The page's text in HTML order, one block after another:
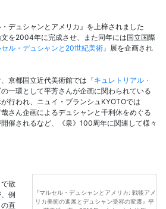
デュシャンとアメリカ』を上梓されました
を2004年に完成させ、また同年には国立国際
セル・デュシャンと20世紀美術』 展を企画され
京都国立近代美術館では 『キュレトリアル・
一環として平芳さんが企画に関わられている
行われ、ニュイ・ブランシュKYOTOでは
さん企画によるデュシャンと千利休をめぐる
催されるなど、《泉》100周年に関連して様々
『マルセル・デュシャンとアメリカ: 戦後アメ
リカ美術の進展とデュシャン受容の変遷』平
散
例
直